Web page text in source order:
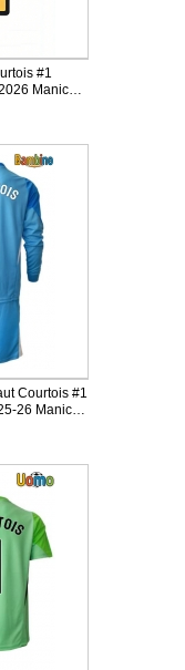
#1
Courtois #1
26 Manica